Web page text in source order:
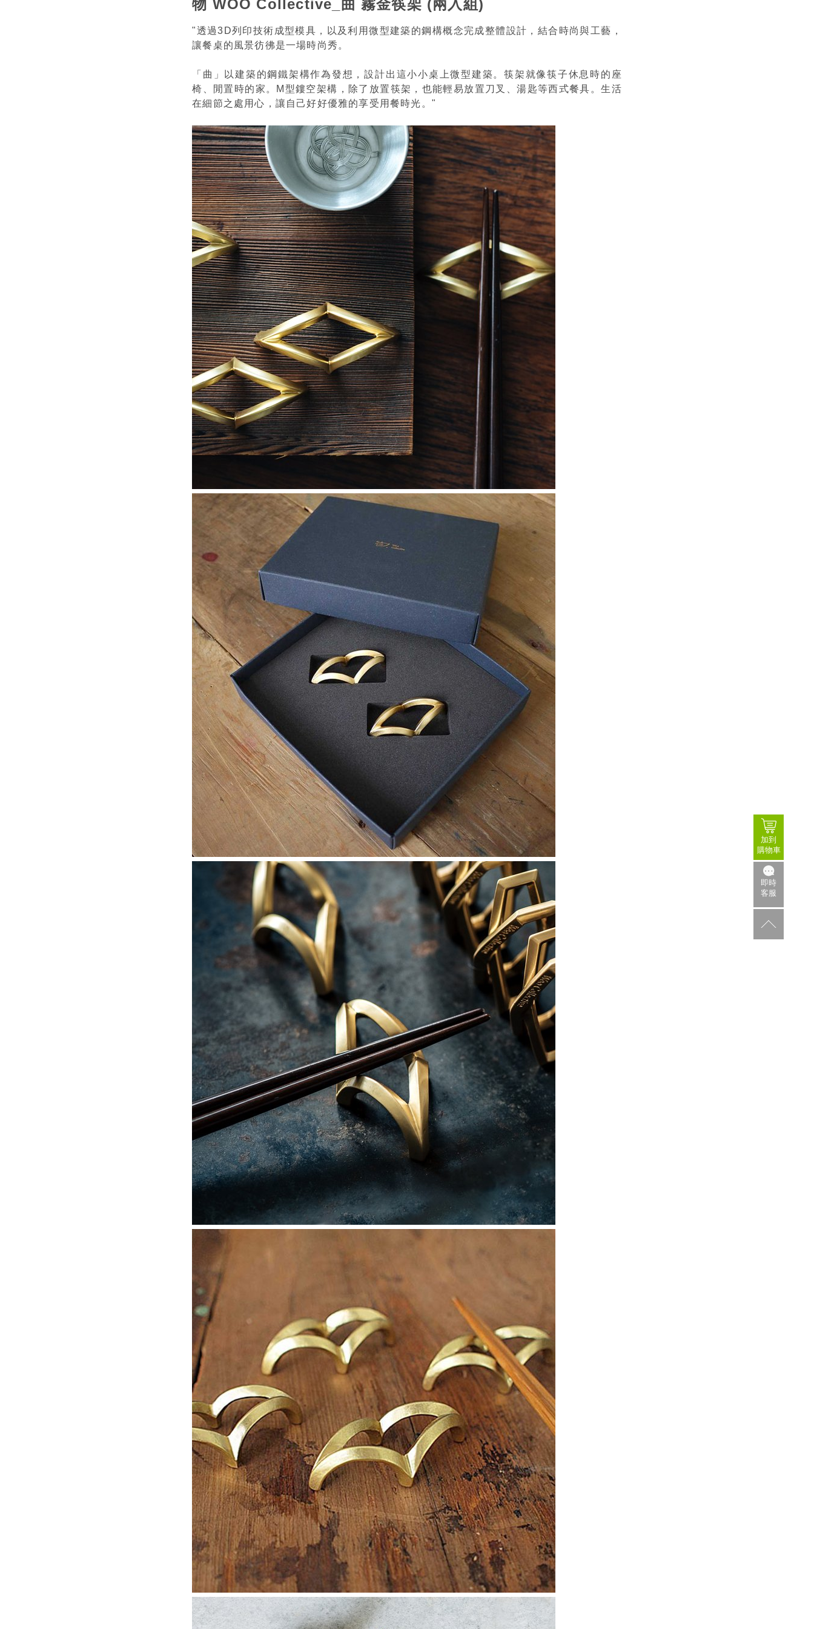
物 WOO Collective_曲 霧金筷架 (兩入組)
"透過3D列印技術成型模具，以及利用微型建築的鋼構概念完成整體設計，結合時尚與工藝，
讓餐桌的風景彷彿是一場時尚秀。
「曲」以建築的鋼鐵架構作為發想，設計出這小小桌上微型建築。筷架就像筷子休息時的座
椅、閒置時的家。M型鏤空架構，除了放置筷架，也能輕易放置刀叉、湯匙等西式餐具。生活
在細節之處用心，讓自己好好優雅的享受用餐時光。"
加到
購物車
即時
客服